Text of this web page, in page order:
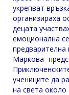
укрепват
организираха
децата
емоционална
Маркова-
учениците да
на света около